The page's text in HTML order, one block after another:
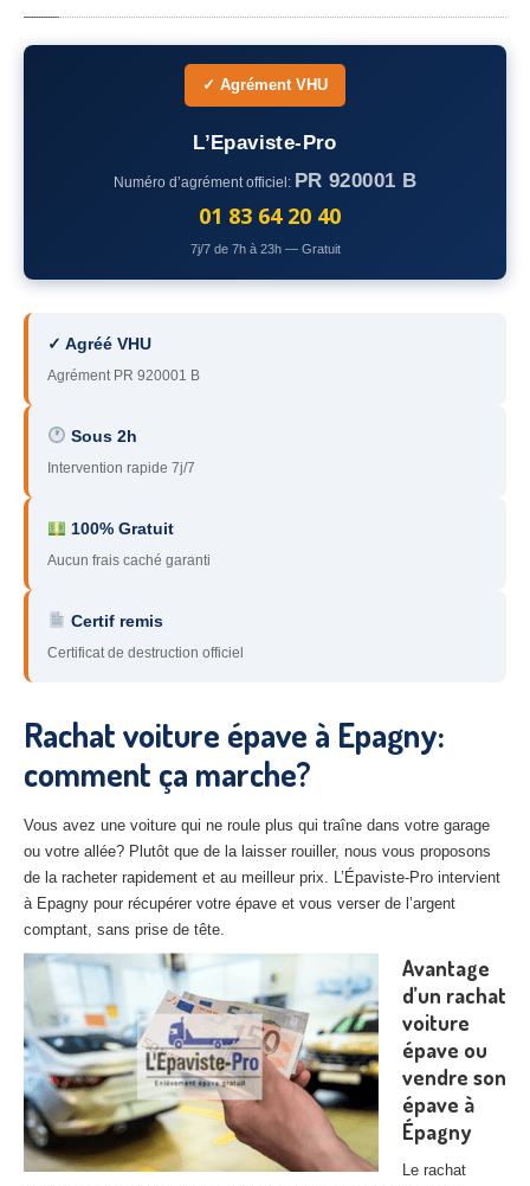
Gratuit
voiture accidentée
78 – Yvelines
93 – Seine-Saint-Denis
95 – Val d’Oise
51 – Marne
45– Loiret
28– Eure-et-Loir
27– Eure
10– Aube
02 – Aisne
Tous les secteurs
CENTREVHU AGRÉE
Centreagréé VHU Paris 75 : casse auto avec destruction
Centreagréé VHU 77 : casse auto avec destruction
✓ Agrément VHU
L’Epaviste-Pro
Numéro d’agrément officiel: PR 920001 B
01 83 64 20 40
7j/7 de 7h à 23h — Gratuit
✓ Agréé VHU
Agrément PR 920001 B
Sous 2h
Intervention rapide 7j/7
100% Gratuit
Aucun frais caché garanti
Certif remis
Certificat de destruction officiel
Rachat voiture épave à Epagny:
comment ça marche?
Vous avez une voiture qui ne roule plus qui traîne dans votre garage
ou votre allée? Plutôt que de la laisser rouiller, nous vous proposons
de la racheter rapidement et au meilleur prix. L’Épaviste-Pro intervient
à Epagny pour récupérer votre épave et vous verser de l’argent
comptant, sans prise de tête.
Avantage
d’un rachat
voiture
épave ou
vendre son
épave à
Épagny
Le rachat